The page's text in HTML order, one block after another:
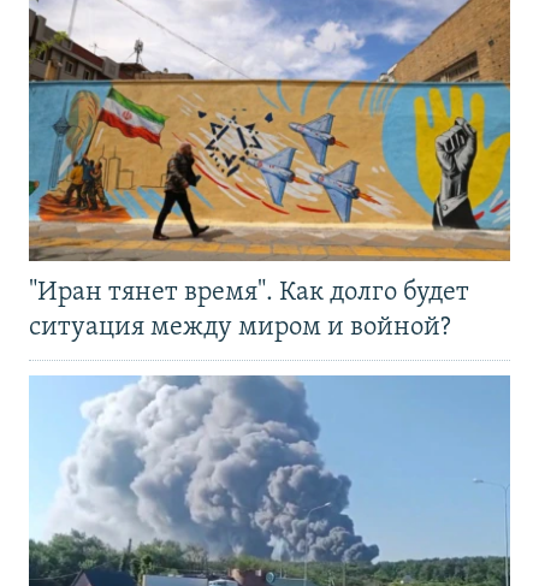
"Иран тянет время". Как долго будет
ситуация между миром и войной?